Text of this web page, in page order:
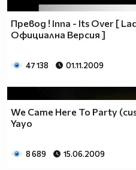
Превод ! Inna - Its Over [
Официална Версия ]
47 138 01.11.2009
We Came Here To Party
Yayo
8 689 15.06.2009